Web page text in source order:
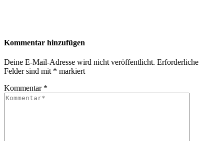
Kommentar hinzufügen
Deine E-Mail-Adresse wird nicht veröffentlicht. Erforderliche
Felder sind mit * markiert
Kommentar *